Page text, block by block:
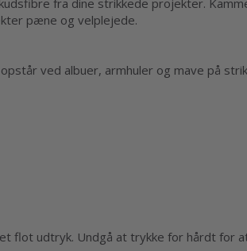
pæne og velplejede.
ved albuer, armhuler og mave på
flot udtryk. Undgå at trykke for hårdt for